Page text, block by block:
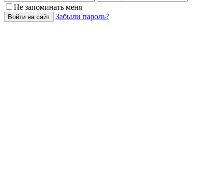
Не запоминать меня
Войти на сайт Забыли пароль?